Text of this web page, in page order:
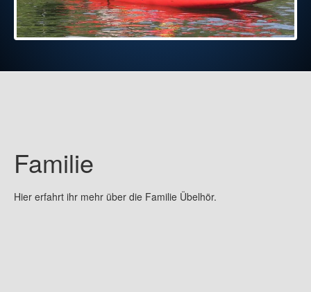
Enkel
Hobbies
weitere informelle Dinge
Links
Impressum
Familie
Hier erfahrt ihr mehr über die Familie Übelhör.